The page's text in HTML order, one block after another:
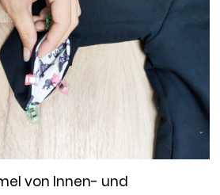
von Innen- und